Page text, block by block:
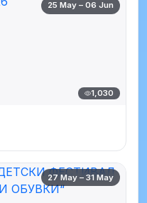
25 May – 06 Jun
1,030
27 May – 31 May